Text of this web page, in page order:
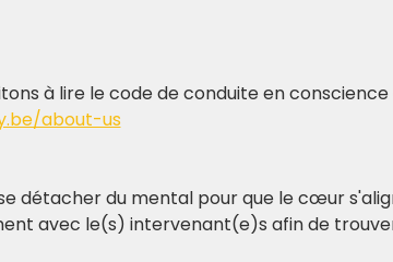
à lire le code de conduite en
about-us
détacher du mental pour que le cœur
avec le(s) intervenant(e)s afin de